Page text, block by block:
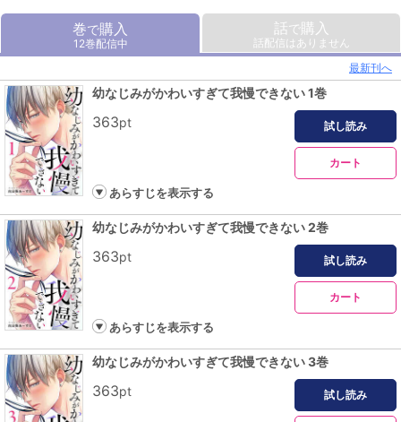
巻で購入
12巻配信中
話で購入
話配信はありません
最新刊へ
幼なじみがかわいすぎて我慢できない 1巻
363pt 試し読み
カート
あらすじを表示する
幼なじみがかわいすぎて我慢できない 2巻
363pt 試し読み
カート
あらすじを表示する
幼なじみがかわいすぎて我慢できない 3巻
363pt 試し読み